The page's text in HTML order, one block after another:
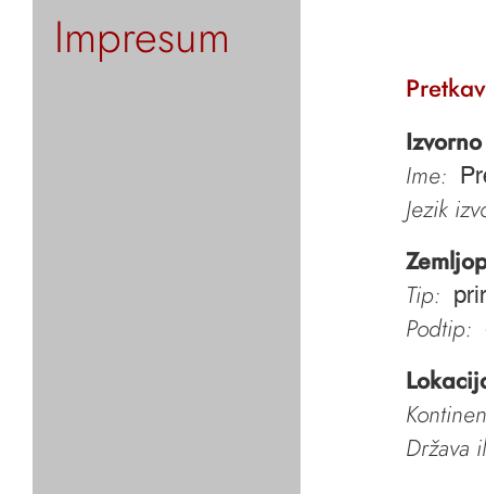
Impresum
Ime:
Jezik
Tip:
Podtip:
Država